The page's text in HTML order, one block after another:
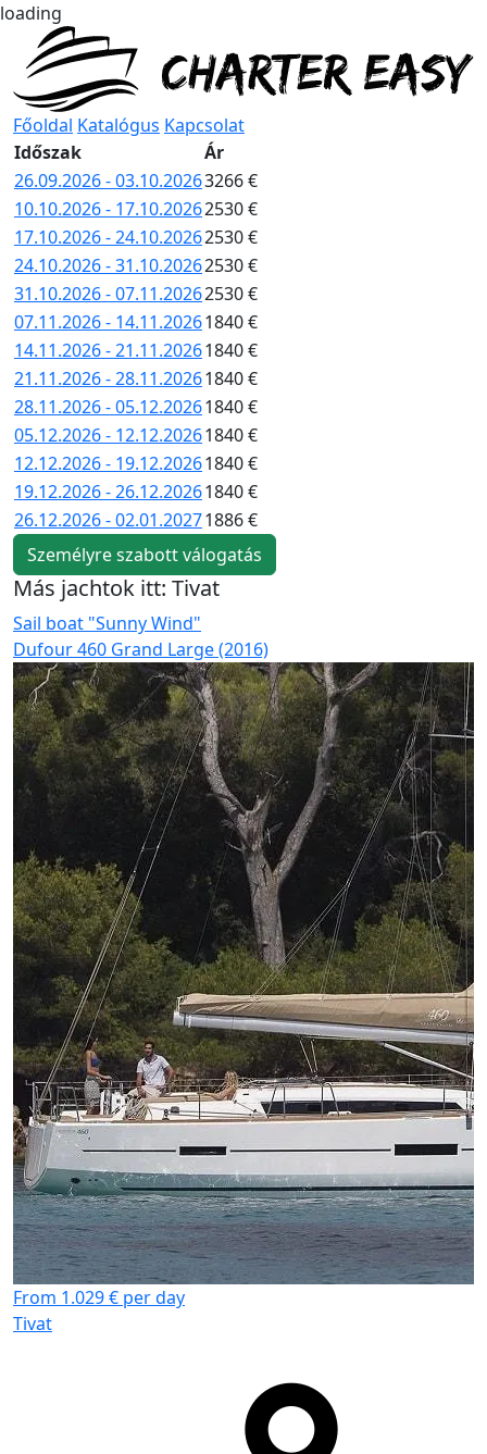
loading
Főoldal Katalógus Kapcsolat
Időszak
Ár
26.09.2026 - 03.10.20263266 €
10.10.2026 - 17.10.20262530 €
17.10.2026 - 24.10.20262530 €
24.10.2026 - 31.10.20262530 €
31.10.2026 - 07.11.20262530 €
07.11.2026 - 14.11.20261840 €
14.11.2026 - 21.11.20261840 €
21.11.2026 - 28.11.20261840 €
28.11.2026 - 05.12.20261840 €
05.12.2026 - 12.12.20261840 €
12.12.2026 - 19.12.20261840 €
19.12.2026 - 26.12.20261840 €
26.12.2026 - 02.01.20271886 €
Személyre szabott válogatás
Más jachtok itt: Tivat
Sail boat "Sunny Wind"
Dufour 460 Grand Large (2016)
From 1.029 € per day
Tivat